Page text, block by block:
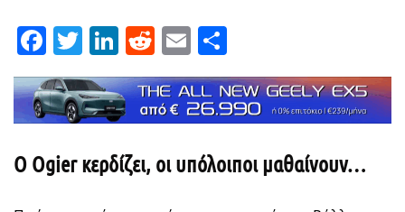
Facebook
Twitter
LinkedIn
Reddit
Email
O Ogierκερδίζει, οι υπόλοιποι μαθαίνουν…